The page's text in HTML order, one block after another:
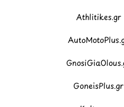
Athlitikes.gr
GoneisPlus.gr